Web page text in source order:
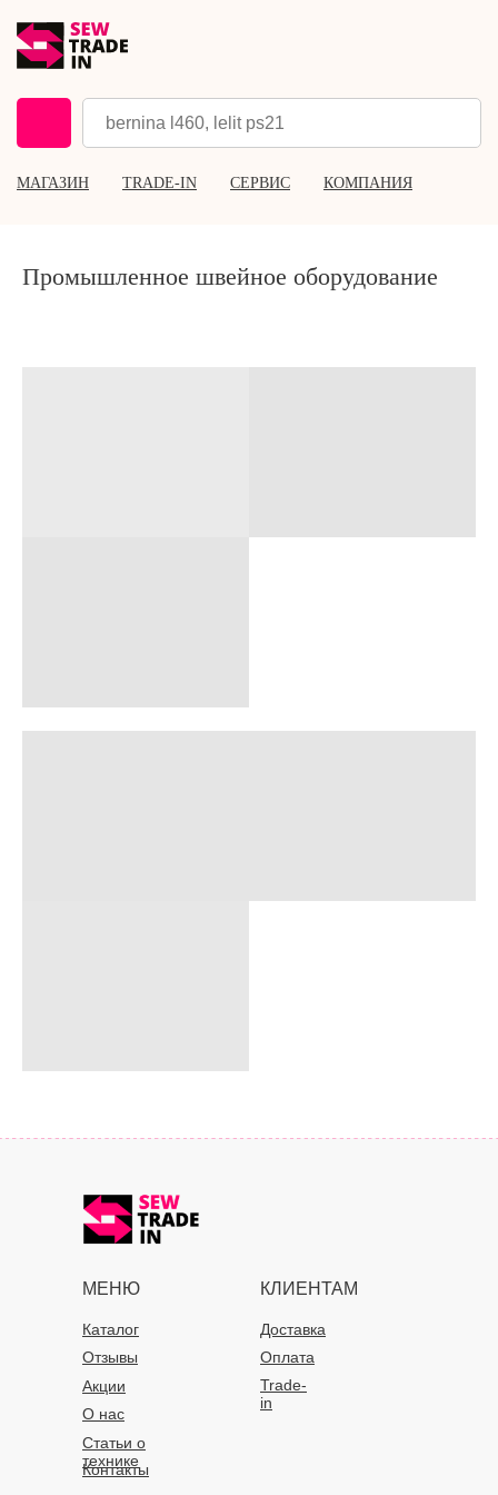
МАГАЗИН TRADE-IN СЕРВИС КОМПАНИЯ
Промышленное швейное оборудование
МЕНЮ КЛИЕНТАМ
Каталог
О нас
Доставка
Статьи о
технике
Оплата
Отзывы
Акции
Контакты
Trade-
in